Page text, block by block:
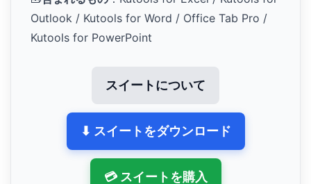
Outlook / Kutools for Word / Office Tab Pro /
Kutools for PowerPoint
スイートについて
⬇ スイートをダウンロード
💳 スイートを購入